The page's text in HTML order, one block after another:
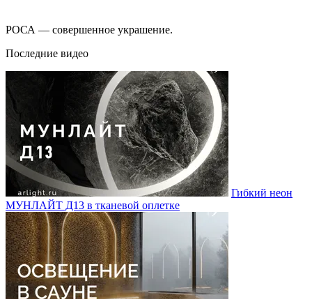
РОСА — совершенное украшение.
Последние видео
Гибкий неон
МУНЛАЙТ Д13 в тканевой оплетке